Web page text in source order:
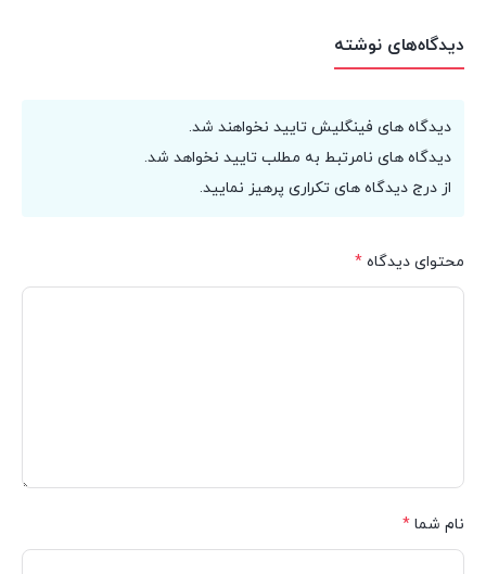
دیدگاه‌های نوشته
دیدگاه های فینگلیش تایید نخواهند شد.
دیدگاه های نامرتبط به مطلب تایید نخواهد شد.
از درج دیدگاه های تکراری پرهیز نمایید.
محتوای دیدگاه *
نام شما *